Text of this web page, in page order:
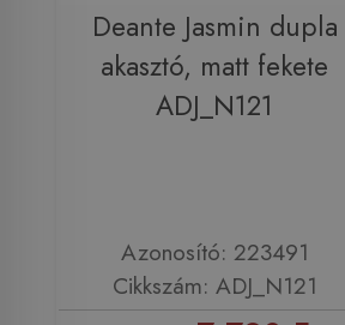
Deante Jasmin dupla
akasztó, matt fekete
ADJ_N121
Azonosító: 223491
Cikkszám: ADJ_N121